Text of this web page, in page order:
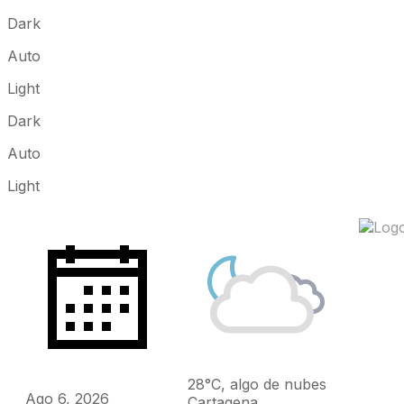
Dark
Auto
Light
Dark
Auto
Light
Ago 6, 2026
28°C, algo de nubes